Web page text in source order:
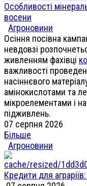
Особливості
восени
Агроновини
Осіння посівна
невдовзі
живленням фахівці
важливості
насіннєвого
амінокислотами та
мікроелементами і
підживлень.
07 серпня 2026
Більше
Агроновини
Кредити для